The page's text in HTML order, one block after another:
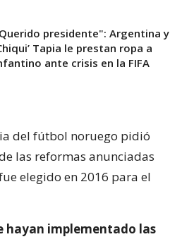
presidente": Argentina y
Tapia le prestan ropa a
ante crisis en la FIFA
del fútbol noruego pidió
las reformas anunciadas
elegido en 2016 para el
hayan implementado las